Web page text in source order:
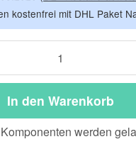
kostenfrei mit DHL Paket
In den Warenkorb
Loading...
Komponenten werden